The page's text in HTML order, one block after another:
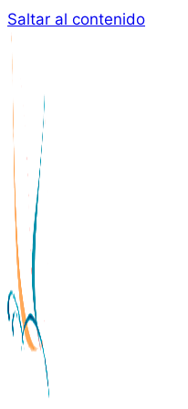
Saltar al contenido